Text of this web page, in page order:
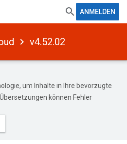
ANMELDEN
v4.52.02
um Inhalte in Ihre bevorzugte
können Fehler